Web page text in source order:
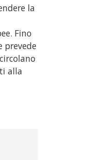
la
Fino
prevede
alla